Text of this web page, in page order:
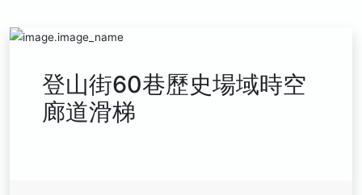
登山街60巷歷史場域時空
廊道滑梯